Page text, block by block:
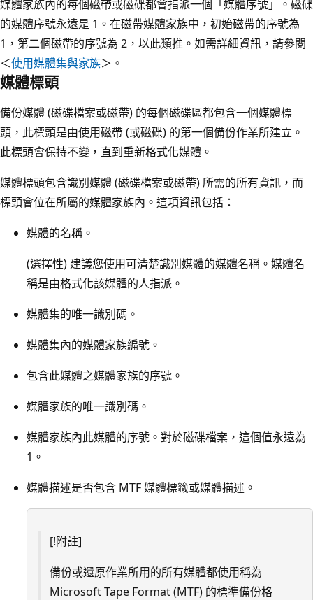
媒體家族內的每個磁帶或磁碟都會指派一個「媒體序號」。磁碟
的媒體序號永遠是 1。在磁帶媒體家族中，初始磁帶的序號為
1，第二個磁帶的序號為 2，以此類推。如需詳細資訊，請參閱
＜使用媒體集與家族＞。
媒體標頭
備份媒體 (磁碟檔案或磁帶) 的每個磁碟區都包含一個媒體標
頭，此標頭是由使用磁帶 (或磁碟) 的第一個備份作業所建立。
此標頭會保持不變，直到重新格式化媒體。
媒體標頭包含識別媒體 (磁碟檔案或磁帶) 所需的所有資訊，而
標頭會位在所屬的媒體家族內。這項資訊包括：
媒體的名稱。
(選擇性) 建議您使用可清楚識別媒體的媒體名稱。媒體名
稱是由格式化該媒體的人指派。
媒體集的唯一識別碼。
媒體集內的媒體家族編號。
包含此媒體之媒體家族的序號。
媒體家族的唯一識別碼。
媒體家族內此媒體的序號。對於磁碟檔案，這個值永遠為
1。
媒體描述是否包含 MTF 媒體標籤或媒體描述。
[!附註]
備份或還原作業所用的所有媒體都使用稱為
Microsoft Tape Format (MTF) 的標準備份格